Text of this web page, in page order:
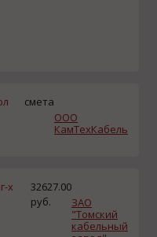
смета
ООО
КамТехКабель
х
32627.00
руб.
ЗАО
"Томский
кабельный